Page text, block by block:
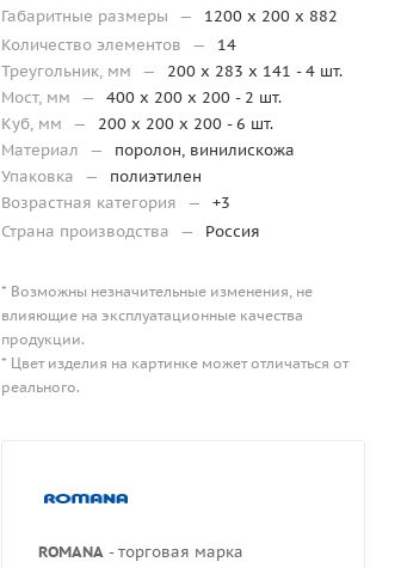
Габаритные размеры —
1200 х 200 х 882
Количество элементов
—
14
Треугольник, мм
—
200 x 283 x 141 - 4 шт.
Мост, мм
—
400 x 200 x 200 - 2 шт.
Куб, мм
—
200 х 200 x 200 - 6 шт.
Материал
—
поролон, винилискожа
Упаковка
—
полиэтилен
Возрастная категория
—
+3
Страна производства
— Россия
* Возможны незначительные изменения, не
влияющие на эксплуатационные качества
продукции.
* Цвет изделия на картинке может отличаться от
реального.
ROMANA - торговая марка